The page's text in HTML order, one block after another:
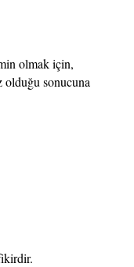
olmak için,
olduğu sonucuna